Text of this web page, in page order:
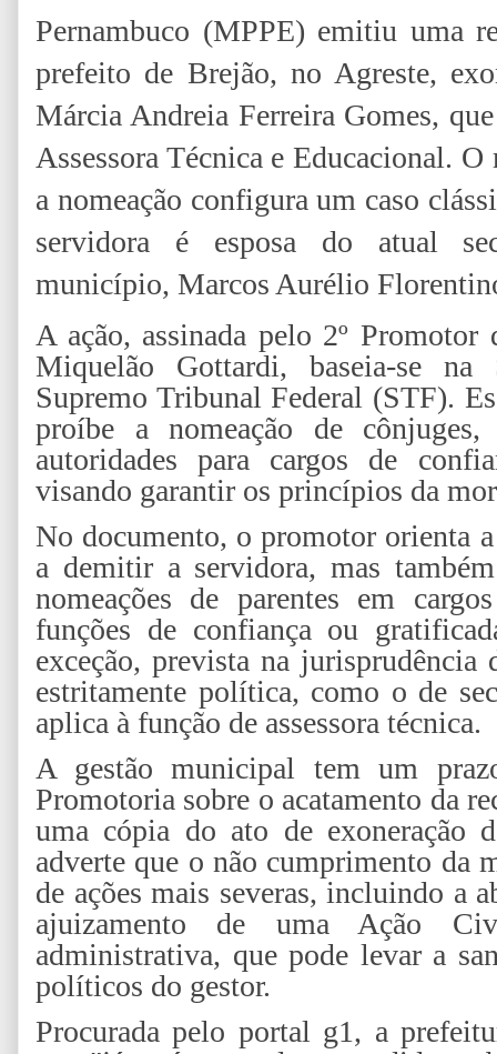
Pernambuco (MPPE) emitiu uma
prefeito de Brejão, no Agreste,
Márcia Andreia Ferreira Gomes,
Assessora Técnica e Educacional.
a nomeação configura um caso
servidora é esposa do atual
município, Marcos Aurélio
A ação, assinada pelo 2º
Miquelão Gottardi, baseia-se
Supremo Tribunal Federal (STF).
proíbe a nomeação de
autoridades para cargos de
visando garantir os princípios da
No documento, o promotor orienta
a demitir a servidora, mas
nomeações de parentes em
funções de confiança ou
exceção, prevista na jurisprudência
estritamente política, como o de
aplica à função de assessora técnica.
A gestão municipal tem um
Promotoria sobre o acatamento da
uma cópia do ato de exoneração
adverte que o não cumprimento da
de ações mais severas, incluindo a
ajuizamento de uma Ação
administrativa, que pode levar a
políticos do gestor.
Procurada pelo portal g1, a